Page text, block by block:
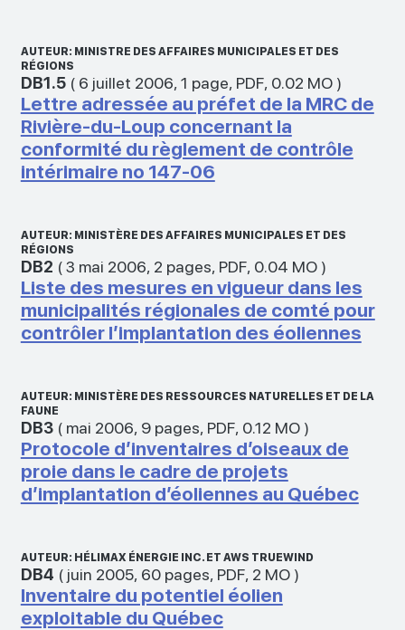
AUTEUR: MINISTRE DES AFFAIRES MUNICIPALES ET DES
RÉGIONS
DB1.5( 6 juillet 2006, 1 page, PDF, 0.02 MO)
Lettre adressée au préfet de la MRC de
Rivière-du-Loup concernant la
conformité du règlement de contrôle
intérimaire no 147-06
AUTEUR: MINISTÈRE DES AFFAIRES MUNICIPALES ET DES
RÉGIONS
DB2 (3 mai 2006, 2 pages, PDF, 0.04 MO)
Liste des mesures en vigueur dans les
municipalités régionales de comté pour
contrôler l’implantation des éoliennes
AUTEUR: MINISTÈRE DES RESSOURCES NATURELLES ET DE LA
FAUNE
DB3( mai 2006, 9 pages, PDF, 0.12 MO)
Protocole d’inventaires d’oiseaux de
proie dans le cadre de projets
d’implantation d’éoliennes au Québec
AUTEUR: HÉLIMAX ÉNERGIE INC. ET AWS TRUEWIND
DB4 ( juin 2005, 60 pages, PDF, 2 MO)
Inventaire du potentiel éolien
exploitable du Québec